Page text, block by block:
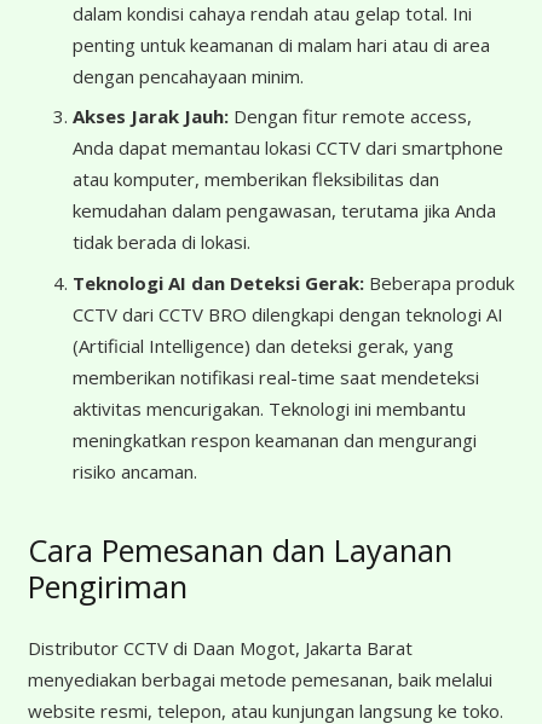
dalam kondisi cahaya rendah atau gelap total. Ini
penting untuk keamanan di malam hari atau di area
dengan pencahayaan minim.
Akses Jarak Jauh: Dengan fitur remote access,
Anda dapat memantau lokasi CCTV dari smartphone
atau komputer, memberikan fleksibilitas dan
kemudahan dalam pengawasan, terutama jika Anda
tidak berada di lokasi.
Teknologi AI dan Deteksi Gerak: Beberapa produk
CCTV dari CCTV BRO dilengkapi dengan teknologi AI
(Artificial Intelligence) dan deteksi gerak, yang
memberikan notifikasi real-time saat mendeteksi
aktivitas mencurigakan. Teknologi ini membantu
meningkatkan respon keamanan dan mengurangi
risiko ancaman.
Cara Pemesanan dan Layanan
Pengiriman
Distributor CCTV di Daan Mogot, Jakarta Barat
menyediakan berbagai metode pemesanan, baik melalui
website resmi, telepon, atau kunjungan langsung ke toko.